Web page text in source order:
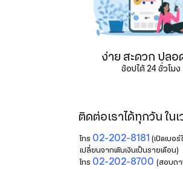
ง่าย สะดวก ปลอ
ช้อปได้ 24 ชั่วโมง
ติดต่อเราได้ทุกวัน ใน
โทร 02-202-8181 (เปิดเบอ
เปลี่ยนจากเติมเงินเป็นรายเดือน)
โทร 02-202-8700 (สอบถ